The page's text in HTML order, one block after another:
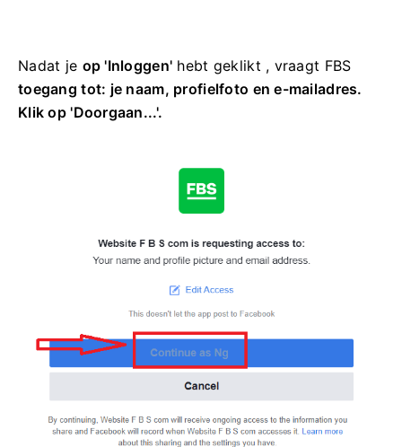
Nadat je op 'Inloggen' hebt geklikt , vraagt ​​FBS
toegang tot: je naam, profielfoto en e-mailadres.
Klik op 'Doorgaan...'.